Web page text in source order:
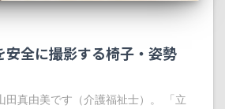
安全に撮影する椅子・姿勢
田真由美です（介護福祉士）。 「立